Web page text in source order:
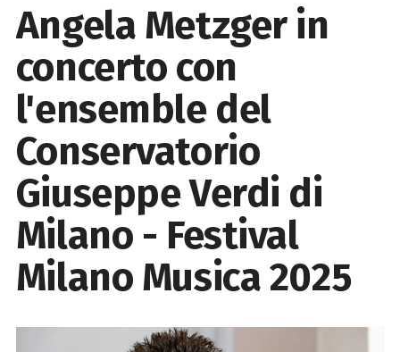
Angela Metzger in
concerto con
l'ensemble del
Conservatorio
Giuseppe Verdi di
Milano - Festival
Milano Musica 2025